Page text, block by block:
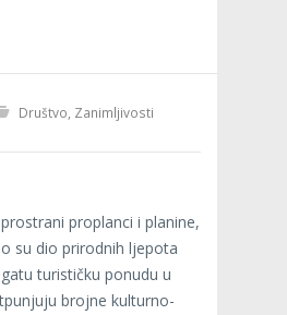
Društvo Zanimljivosti
proplanci i planine,
su dio prirodnih ljepota
turističku ponudu u
brojne kulturno-